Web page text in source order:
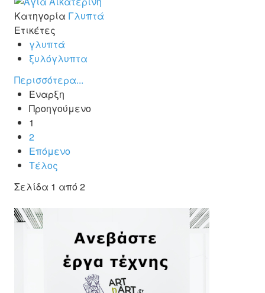
Κατηγορία Γλυπτά
Ετικέτες
γλυπτά
ξυλόγλυπτα
Περισσότερα...
Έναρξη
Προηγούμενο
1
2
Επόμενο
Τέλος
Σελίδα 1 από 2